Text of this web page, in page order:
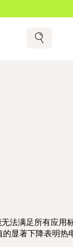
搜索
法满足所有应用
显著下降表明热